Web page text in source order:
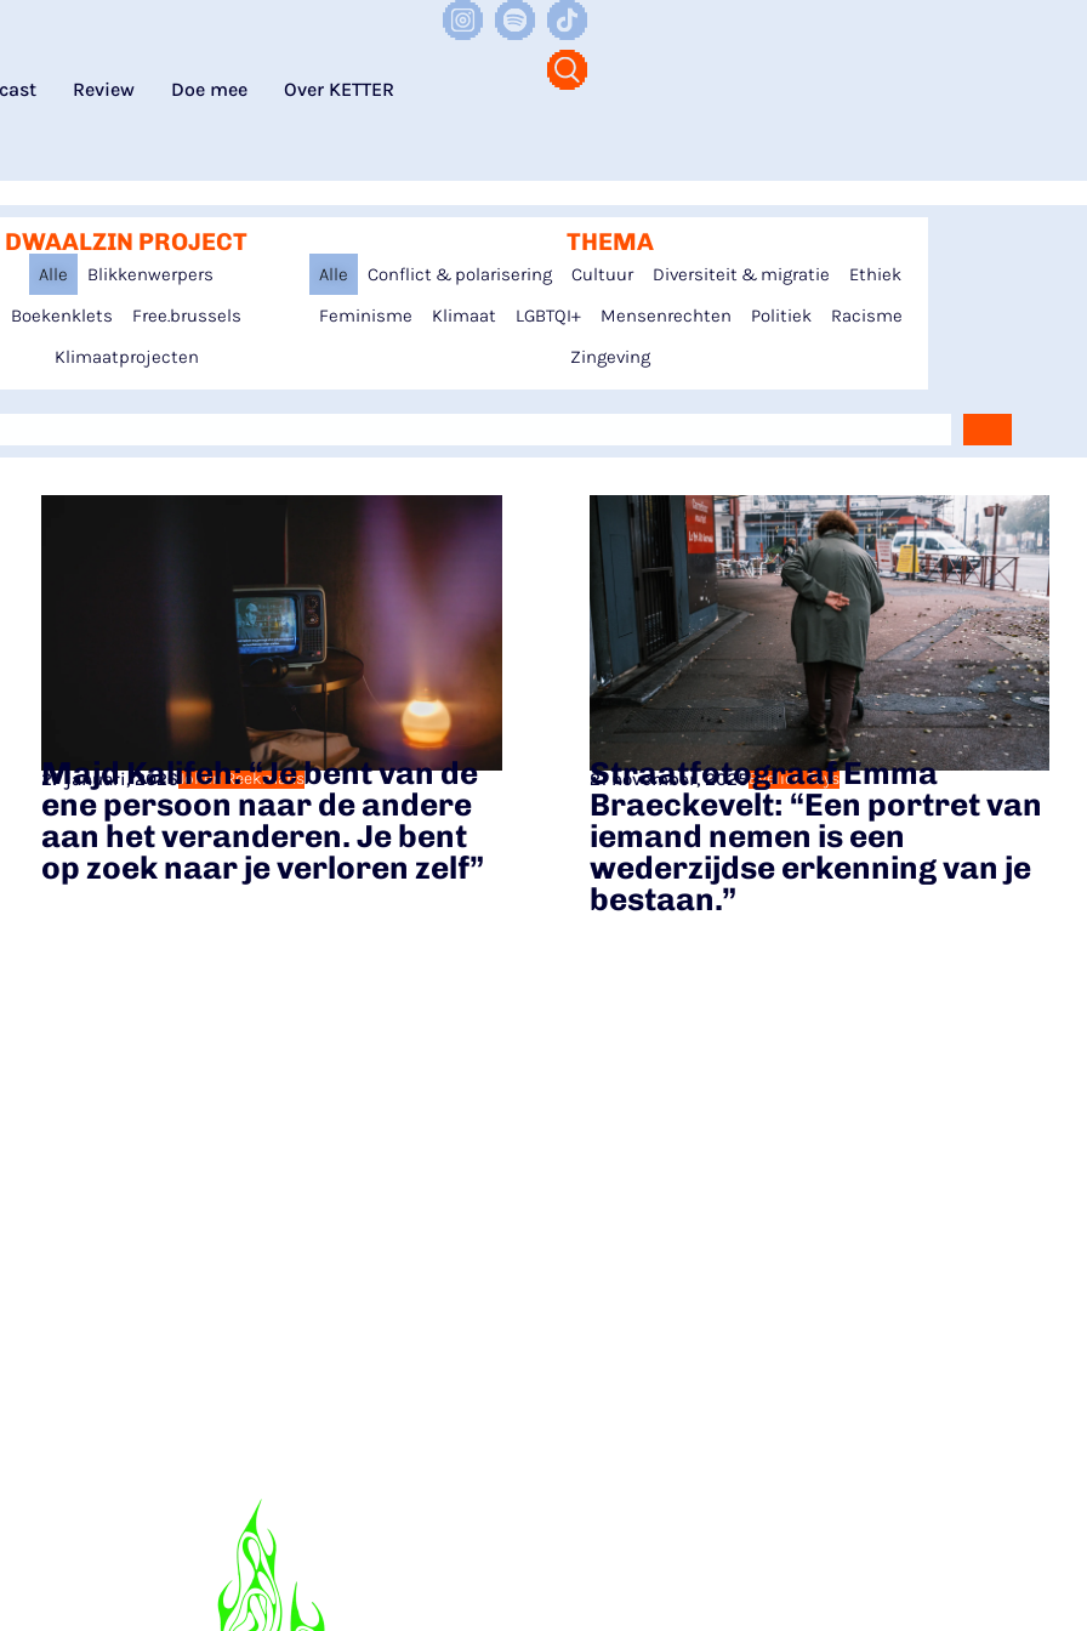
Review Doe mee Over KETTER
DWAALZIN PROJECT
Blikkenwerpers
Boekenklets
Free.brussels
Klimaatprojecten
Alle
THEMA
Conflict & polarisering Cultuur Diversiteit & migratie
Ethiek
Feminisme
Klimaat LGBTQI+ Mensenrechten Politiek
Racisme
Zingeving
Alle
27 januari, 2026Jolien Reekmans
Majd Kalifeh: “Je bent van de
ene persoon naar de andere
aan het veranderen. Je bent
op zoek naar je verloren zelf”
21 november, 2025Evelien Feys
Straatfotograaf Emma
Braeckevelt: “Een portret van
iemand nemen is een
wederzijdse erkenning van je
bestaan.”